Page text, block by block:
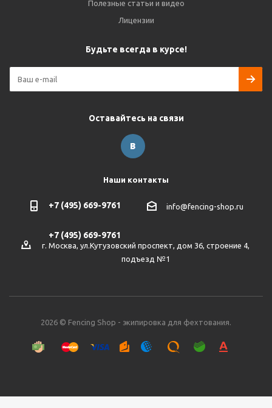
Полезные статьи и видео
Лицензии
Будьте всегда в курсе!
Оставайтесь на связи
Наши контакты
+7 (495) 669-9761
+7 (495) 669-9761
info@fencing-shop.ru
г. Москва, ул.Кутузовский проспект, дом 36, строение 4,
подъезд №1
2026 © Fencing Shop - экипировка для фехтования.